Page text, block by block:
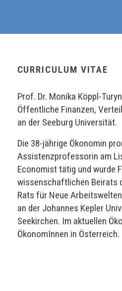
CURRICULUM VITAE
Prof. Dr. Monika Köppl-
Öffentliche Finanzen,
an der Seeburg Universität.
Die 38-jährige Ökonomin
Assistenzprofessorin am
Economist tätig und wurde
wissenschaftlichen Beirats
Rats für Neue
an der Johannes Kepler
Seekirchen. Im aktuellen
ÖkonomInnen in Österreich.